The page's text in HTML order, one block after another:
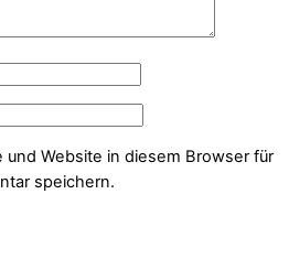
und Website in diesem Browser für
speichern.